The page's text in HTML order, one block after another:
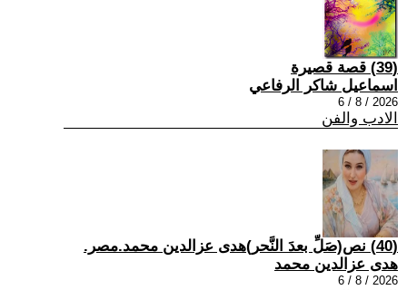
(39) قصة قصيرة
اسماعيل شاكر الرفاعي
2026 / 8 / 6
الادب والفن
(40) نص(صَلِّ بعدَ النَّحر)هدى عزالدين محمد.مصر.
هدى عزالدين محمد
2026 / 8 / 6